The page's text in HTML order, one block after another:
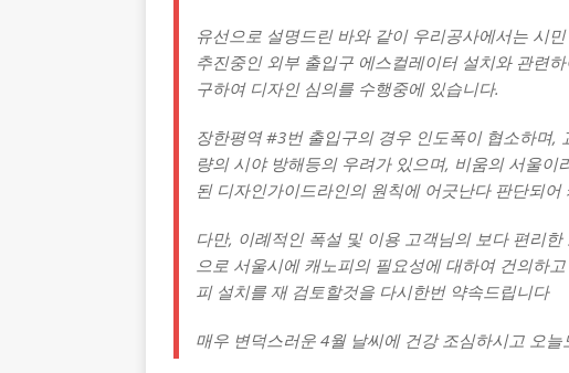
유선으로 설명드린 바와 같이 우리공사에서는 시
추진중인 외부 출입구 에스컬레이터 설치와 관련
구하여 디자인 심의를 수행중에 있습니다.
장한평역 #3번 출입구의 경우 인도폭이 협소하며
량의 시야 방해등의 우려가 있으며, 비움의 서울
된 디자인가이드라인의 원칙에 어긋난다 판단되
다만, 이례적인 폭설 및 이용 고객님의 보다 편리
으로 서울시에 캐노피의 필요성에 대하여 건의하
피 설치를 재 검토할것을 다시한번 약속드립니다
매우 변덕스러운 4월 날씨에 건강 조심하시고 오